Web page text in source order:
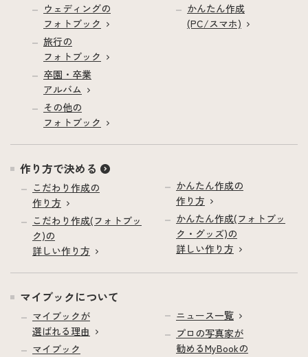
ウェディングの
フォトブック
旅行の
フォトブック
卒園・卒業
アルバム
その他の
フォトブック
かんたん作成
(PC/スマホ)
作り方で決める
こだわり作成の
作り方
こだわり作成(フォトブッ
ク)の
詳しい作り方
かんたん作成の
作り方
かんたん作成(フォトブッ
ク・グッズ)の
詳しい作り方
マイブックについて
マイブックが
選ばれる理由
マイブック
ニュース一覧
プロの写真家が
勧めるMyBookの